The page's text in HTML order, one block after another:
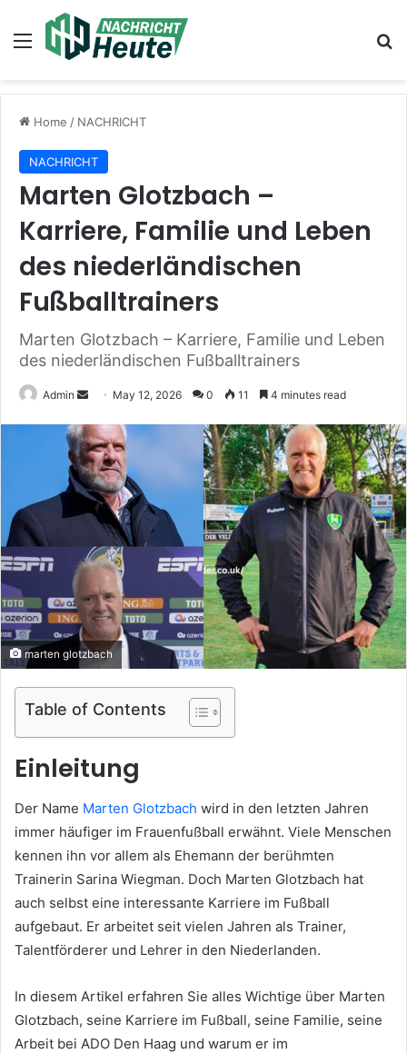
Menu
Home / NACHRICHT
NACHRICHT
Marten Glotzbach –
Karriere, Familie und Leben
des niederländischen
Fußballtrainers
Marten Glotzbach – Karriere, Familie und Leben
des niederländischen Fußballtrainers
Admin
Send
email
May 12, 2026 0 11 4 minutes read
marten glotzbach
Table of Contents
Einleitung
Der Name Marten Glotzbach wird in den letzten Jahren
immer häufiger im Frauenfußball erwähnt. Viele Menschen
kennen ihn vor allem als Ehemann der berühmten
Trainerin Sarina Wiegman. Doch Marten Glotzbach hat
auch selbst eine interessante Karriere im Fußball
aufgebaut. Er arbeitet seit vielen Jahren als Trainer,
Talentförderer und Lehrer in den Niederlanden.
In diesem Artikel erfahren Sie alles Wichtige über Marten
Glotzbach, seine Karriere im Fußball, seine Familie, seine
Arbeit bei ADO Den Haag und warum er im